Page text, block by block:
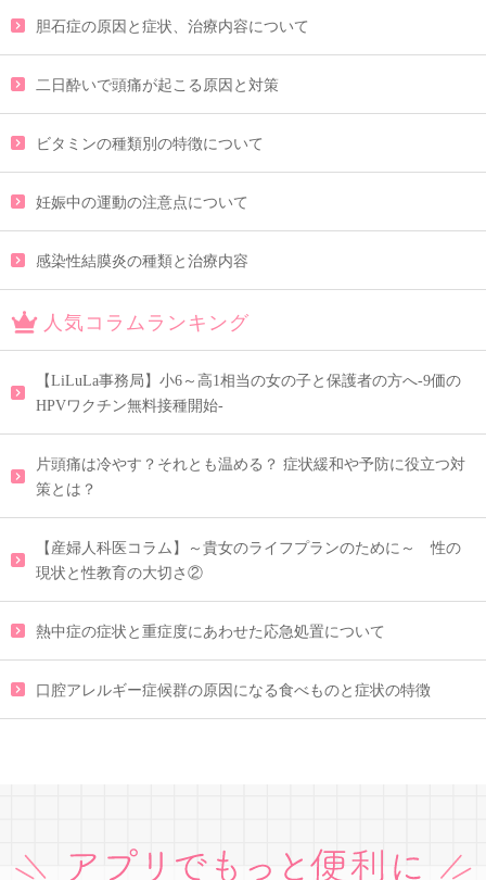
胆石症の原因と症状、治療内容について
二日酔いで頭痛が起こる原因と対策
ビタミンの種類別の特徴について
妊娠中の運動の注意点について
感染性結膜炎の種類と治療内容
人気コラムランキング
【LiLuLa事務局】小6～高1相当の女の子と保護者の方へ-9価の
HPVワクチン無料接種開始-
片頭痛は冷やす？それとも温める？ 症状緩和や予防に役立つ対
策とは？
【産婦人科医コラム】～貴女のライフプランのために～ 性の
現状と性教育の大切さ②
熱中症の症状と重症度にあわせた応急処置について
口腔アレルギー症候群の原因になる食べものと症状の特徴